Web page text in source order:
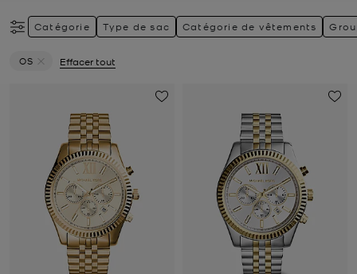
Catégorie Type de sac Catégorie de vêtements
OS
Effacer tout